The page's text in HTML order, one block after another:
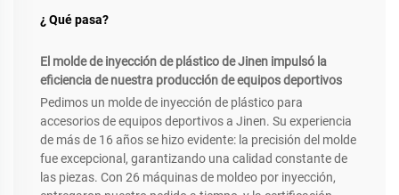
¿ Qué pasa?
El molde de inyección de plástico de Jinen impulsó la
eficiencia de nuestra producción de equipos deportivos
Pedimos un molde de inyección de plástico para
accesorios de equipos deportivos a Jinen. Su experiencia
de más de 16 años se hizo evidente: la precisión del molde
fue excepcional, garantizando una calidad constante de
las piezas. Con 26 máquinas de moldeo por inyección,